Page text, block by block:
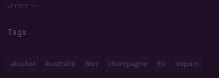
verder >>
Tags
alcohol Australië Bier champagne EU export